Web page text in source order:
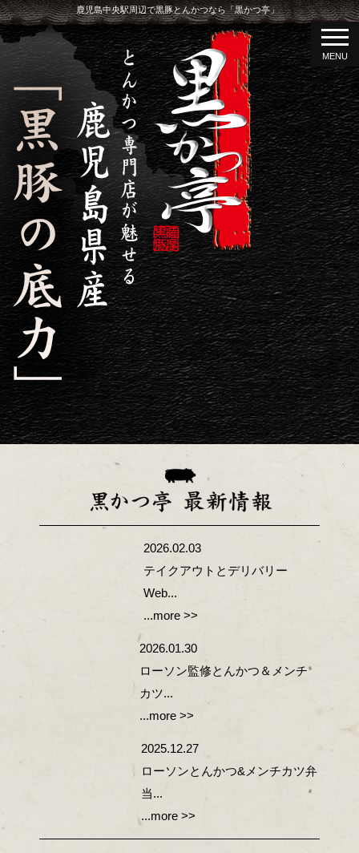
鹿児島中央駅周辺で黒豚とんかつなら「黒かつ亭」
MENU
2026.02.03
テイクアウトとデリバリー
Web...
...more >>
2026.01.30
ローソン監修とんかつ＆メンチ
カツ...
...more >>
2025.12.27
ローソンとんかつ&メンチカツ弁
当...
...more >>